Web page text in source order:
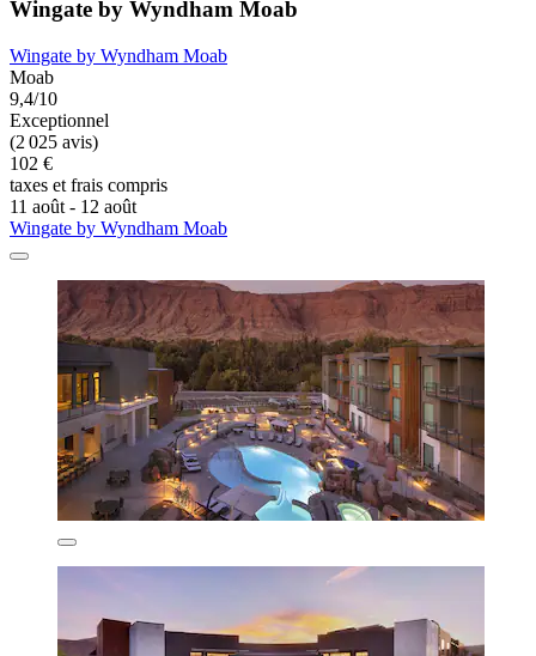
Wingate by Wyndham Moab
Wingate by Wyndham Moab
Moab
9,4/10
Exceptionnel
(2 025 avis)
102 €
taxes et frais compris
11 août - 12 août
Wingate by Wyndham Moab